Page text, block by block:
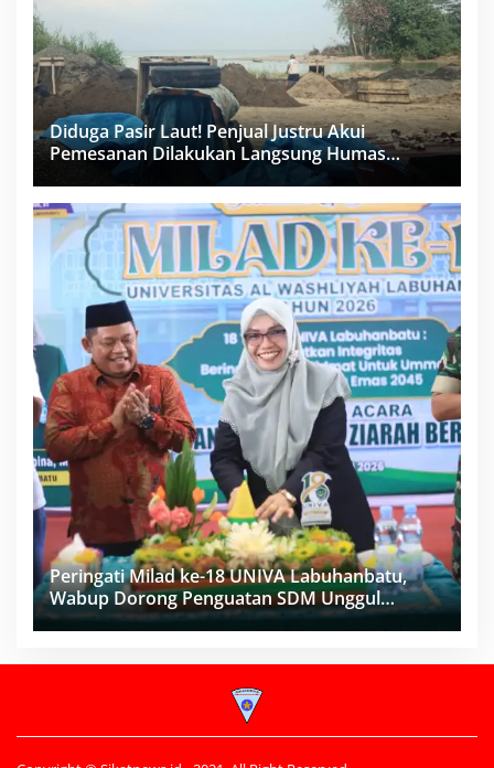
Diduga Pasir Laut! Penjual Justru Akui
Pemesanan Dilakukan Langsung Humas
Peringati Milad ke-18 UNIVA Labuhanbatu,
Wabup Dorong Penguatan SDM Unggul
Menuju Indonesia Emas 2045